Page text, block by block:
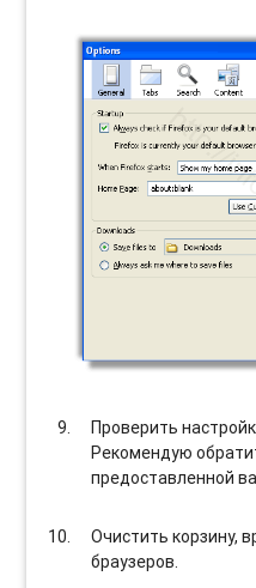
Проверить
Рекомендую
предоставленной
Очистить корзину,
браузеров.